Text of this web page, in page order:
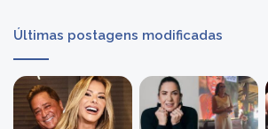
Últimas postagens modificadas